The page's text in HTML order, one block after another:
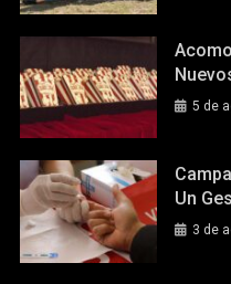
5 de
Un
3 de